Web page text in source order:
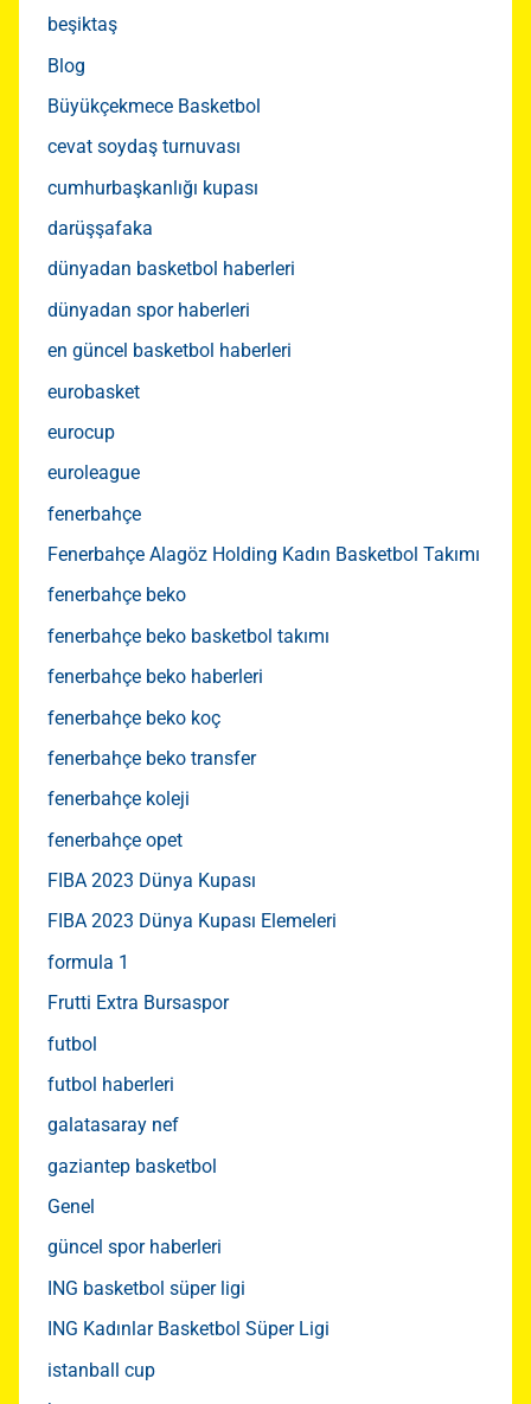
beşiktaş
Blog
Büyükçekmece Basketbol
cevat soydaş turnuvası
cumhurbaşkanlığı kupası
darüşşafaka
dünyadan basketbol haberleri
dünyadan spor haberleri
en güncel basketbol haberleri
eurobasket
eurocup
euroleague
fenerbahçe
Fenerbahçe Alagöz Holding Kadın Basketbol Takımı
fenerbahçe beko
fenerbahçe beko basketbol takımı
fenerbahçe beko haberleri
fenerbahçe beko koç
fenerbahçe beko transfer
fenerbahçe koleji
fenerbahçe opet
FIBA 2023 Dünya Kupası
FIBA 2023 Dünya Kupası Elemeleri
formula 1
Frutti Extra Bursaspor
futbol
futbol haberleri
galatasaray nef
gaziantep basketbol
Genel
güncel spor haberleri
ING basketbol süper ligi
ING Kadınlar Basketbol Süper Ligi
istanball cup